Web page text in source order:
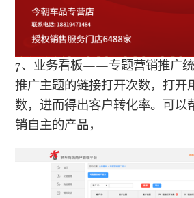
7、业务看板——专题营销推广
推广主题的链接打开次数，打开
数，进而得出客户转化率。可以
销自主的产品，